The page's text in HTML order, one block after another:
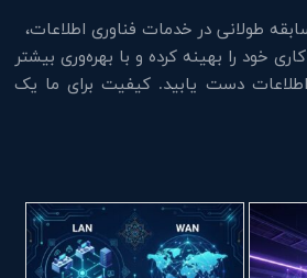
طولانی در خدمات فناوری اطلاعات،
خود را بهینه کرده و با بهره‌وری بیشتر
دست یابید. کیفیت برای ما یک